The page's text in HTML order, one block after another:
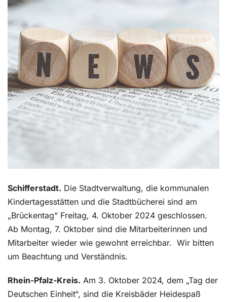
Schifferstadt. Die Stadtverwaltung, die kommunalen
Kindertagesstätten und die Stadtbücherei sind am
„Brückentag“ Freitag, 4. Oktober 2024 geschlossen.
Ab Montag, 7. Oktober sind die Mitarbeiterinnen und
Mitarbeiter wieder wie gewohnt erreichbar. Wir bitten
um Beachtung und Verständnis.
Rhein-Pfalz-Kreis. Am 3. Oktober 2024, dem „Tag der
Deutschen Einheit“, sind die Kreisbäder Heidespaß